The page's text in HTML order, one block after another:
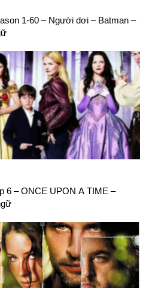
1-60 – Người dơi – Batman –
6 – ONCE UPON A TIME –